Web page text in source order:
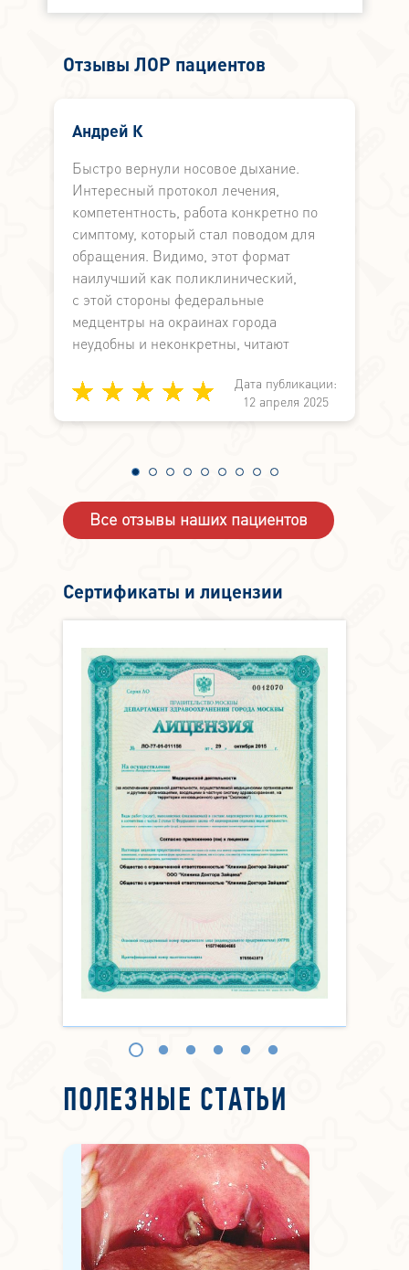
Отзывы ЛОР пациентов
Андрей К
Быстро вернули носовое дыхание.
Интересный протокол лечения,
компетентность, работа конкретно по
симптому, который стал поводом для
обращения. Видимо, этот формат
наилучший как поликлинический,
с этой стороны федеральные
медцентры на окраинах города
неудобны и неконкретны, читают
медицине вместо работы по
симптоматике. А здесь не просто знают,
Дата публикации:
12 апреля 2025
Все отзывы наших пациентов
Сертификаты и лицензии
ПОЛЕЗНЫЕ СТАТЬИ